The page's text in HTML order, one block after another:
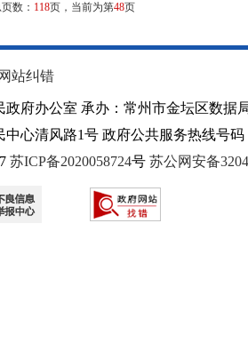
数： 118页，当前为第48页
网站纠错
政府办公室 承办：常州市金坛区数据
心清风路1号 政府公共服务热线号码
苏ICP备2020058724号 苏公网安备